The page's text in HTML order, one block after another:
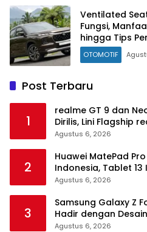
Ventilated
Fungsi,
hingga Tips
OTOMOTIF
Post Terbaru
1
realme GT 9 dan
Dirilis, Lini Flagship
Agustus 6, 2026
2
Huawei MatePad
Indonesia, Tablet
Agustus 6, 2026
3
Samsung Galaxy Z
Hadir dengan
Agustus 6, 2026